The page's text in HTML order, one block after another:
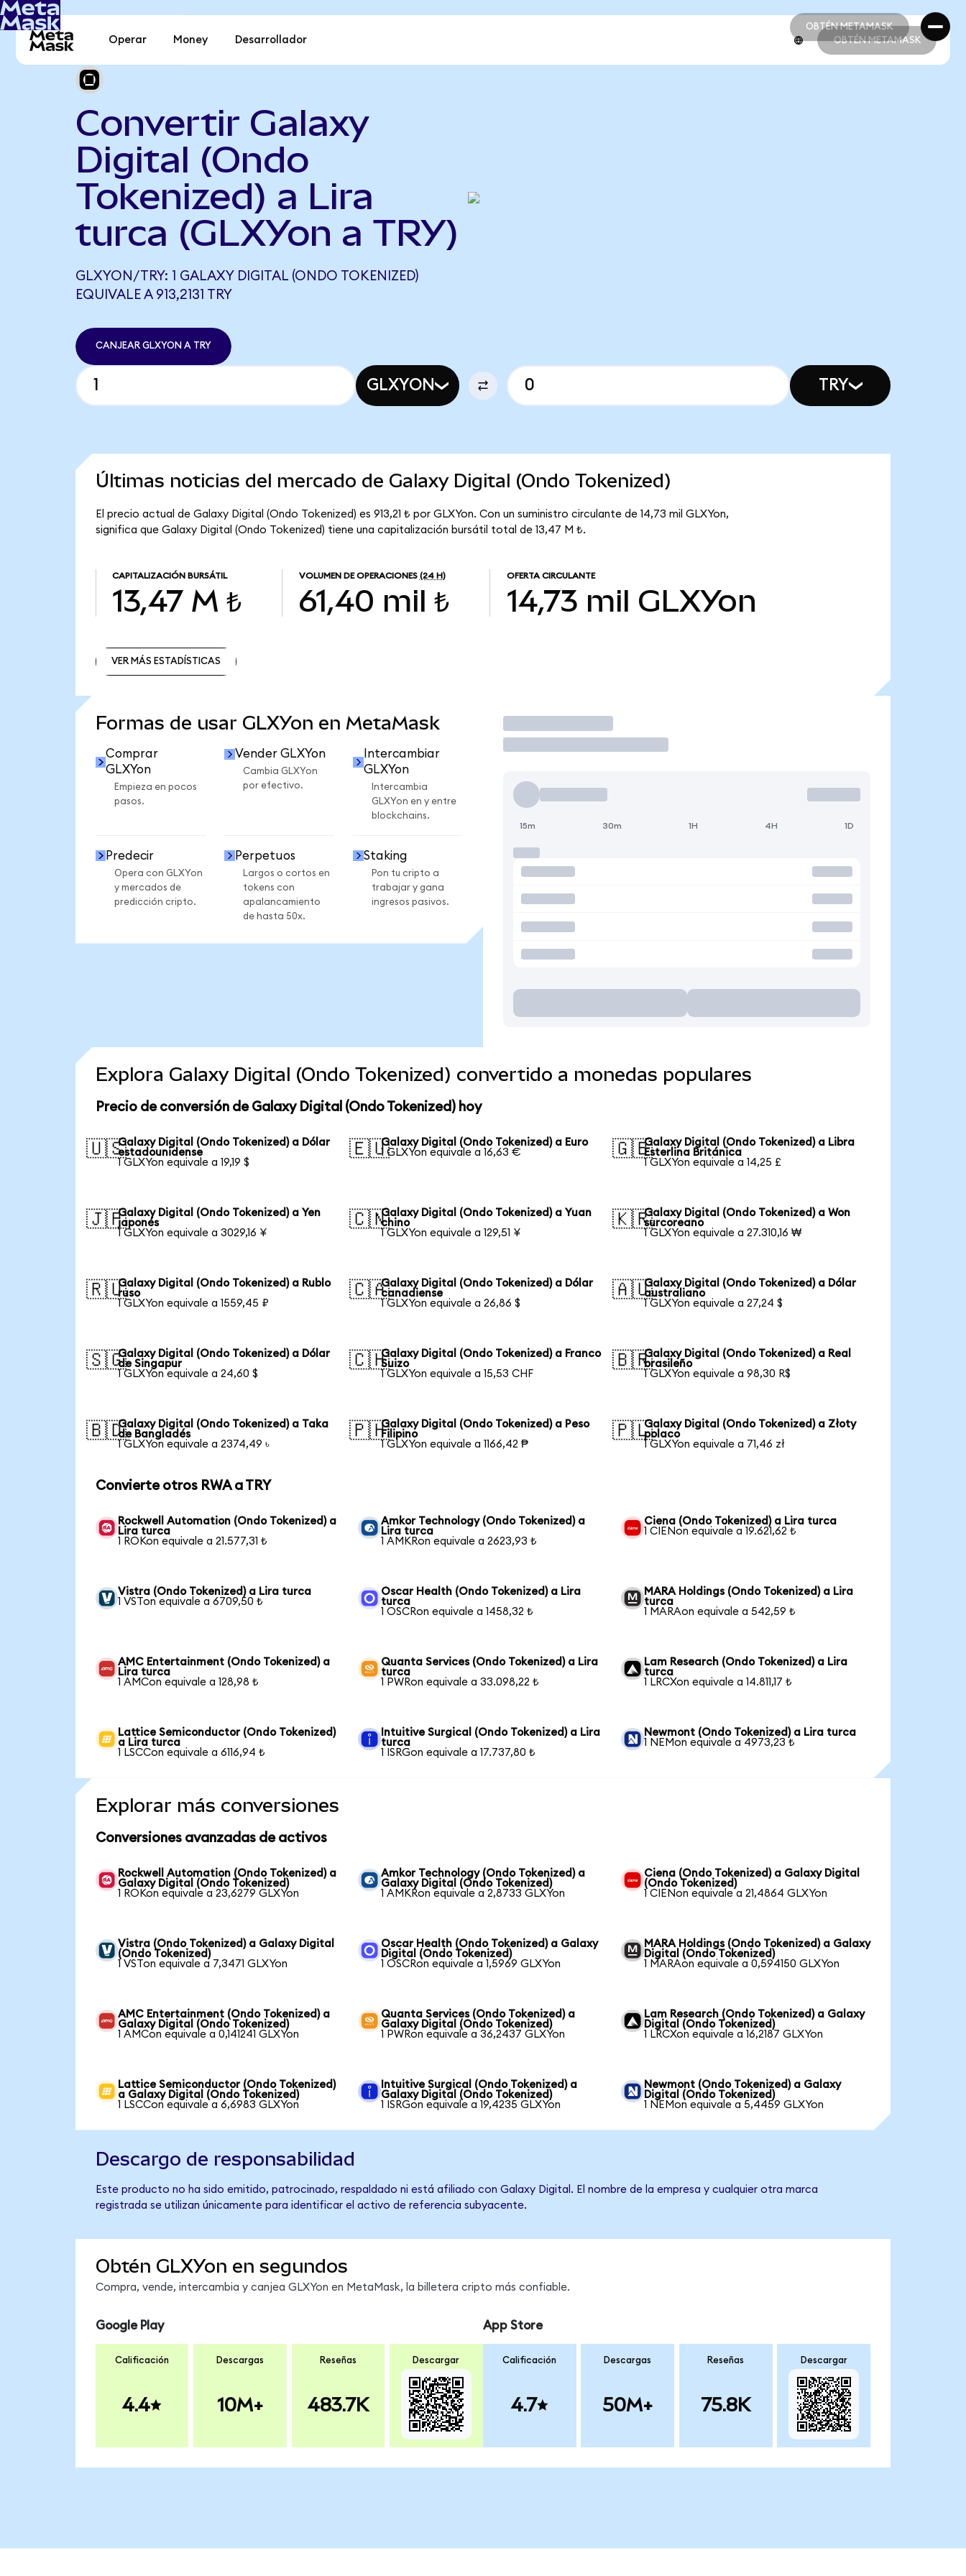
OBTÉN METAMASK
OBTÉN METAMASK
Operar Money Desarrollador OBTÉN METAMASK
Convertir Galaxy
Digital (Ondo
Tokenized) a Lira
turca (GLXYon a TRY)
GLXYON/TRY: 1 GALAXY DIGITAL (ONDO TOKENIZED)
EQUIVALE A 913,2131 TRY
CANJEAR GLXYON A TRY
GLXYON TRY
Últimas noticias del mercado de Galaxy Digital (Ondo Tokenized)
El precio actual de Galaxy Digital (Ondo Tokenized) es 913,21 ₺ por GLXYon. Con un suministro circulante de 14,73 mil GLXYon,
significa que Galaxy Digital (Ondo Tokenized) tiene una capitalización bursátil total de 13,47 M ₺.
CAPITALIZACIÓN BURSÁTIL
13,47 M ₺
VOLUMEN DE OPERACIONES (24 H)
61,40 mil ₺
OFERTA CIRCULANTE
14,73 mil GLXYon
VER MÁS ESTADÍSTICAS
Formas de usar GLXYon en MetaMask
Comprar
GLXYon
Empieza en pocos
pasos.
Vender GLXYon
Cambia GLXYon
por efectivo.
Intercambiar
GLXYon
Intercambia
GLXYon en y entre
blockchains.
Predecir
Opera con GLXYon
y mercados de
predicción cripto.
Perpetuos
Largos o cortos en
tokens con
apalancamiento
de hasta 50x.
Staking
Pon tu cripto a
trabajar y gana
ingresos pasivos.
Operar
15m 30m 1H 4H 1D
Explora Galaxy Digital (Ondo Tokenized) convertido a monedas populares
Precio de conversión de Galaxy Digital (Ondo Tokenized) hoy
🇺🇸Galaxy Digital (Ondo Tokenized) a Dólar
estadounidense
1 GLXYon equivale a 19,19 $
🇪🇺Galaxy Digital (Ondo Tokenized) a Euro
1 GLXYon equivale a 16,63 €
🇬🇧Galaxy Digital (Ondo Tokenized) a Libra
Esterlina Británica
1 GLXYon equivale a 14,25 £
🇯🇵Galaxy Digital (Ondo Tokenized) a Yen
japonés
1 GLXYon equivale a 3029,16 ¥
🇨🇳Galaxy Digital (Ondo Tokenized) a Yuan
chino
1 GLXYon equivale a 129,51 ¥
🇰🇷Galaxy Digital (Ondo Tokenized) a Won
surcoreano
1 GLXYon equivale a 27.310,16 ₩
🇷🇺Galaxy Digital (Ondo Tokenized) a Rublo
ruso
1 GLXYon equivale a 1559,45 ₽
🇨🇦Galaxy Digital (Ondo Tokenized) a Dólar
canadiense
1 GLXYon equivale a 26,86 $
🇦🇺Galaxy Digital (Ondo Tokenized) a Dólar
australiano
1 GLXYon equivale a 27,24 $
🇸🇬Galaxy Digital (Ondo Tokenized) a Dólar
de Singapur
1 GLXYon equivale a 24,60 $
🇨🇭Galaxy Digital (Ondo Tokenized) a Franco
Suizo
1 GLXYon equivale a 15,53 CHF
🇧🇷Galaxy Digital (Ondo Tokenized) a Real
brasileño
1 GLXYon equivale a 98,30 R$
🇧🇩Galaxy Digital (Ondo Tokenized) a Taka
de Bangladés
1 GLXYon equivale a 2374,49 ৳
🇵🇭Galaxy Digital (Ondo Tokenized) a Peso
Filipino
1 GLXYon equivale a 1166,42 ₱
🇵🇱Galaxy Digital (Ondo Tokenized) a Złoty
polaco
1 GLXYon equivale a 71,46 zł
Convierte otros RWA a TRY
Rockwell Automation (Ondo Tokenized) a
Lira turca
1 ROKon equivale a 21.577,31 ₺
Amkor Technology (Ondo Tokenized) a
Lira turca
1 AMKRon equivale a 2623,93 ₺
Ciena (Ondo Tokenized) a Lira turca
1 CIENon equivale a 19.621,62 ₺
Vistra (Ondo Tokenized) a Lira turca
1 VSTon equivale a 6709,50 ₺
Oscar Health (Ondo Tokenized) a Lira
turca
1 OSCRon equivale a 1458,32 ₺
MARA Holdings (Ondo Tokenized) a Lira
turca
1 MARAon equivale a 542,59 ₺
AMC Entertainment (Ondo Tokenized) a
Lira turca
1 AMCon equivale a 128,98 ₺
Quanta Services (Ondo Tokenized) a Lira
turca
1 PWRon equivale a 33.098,22 ₺
Lam Research (Ondo Tokenized) a Lira
turca
1 LRCXon equivale a 14.811,17 ₺
Lattice Semiconductor (Ondo Tokenized)
a Lira turca
1 LSCCon equivale a 6116,94 ₺
Intuitive Surgical (Ondo Tokenized) a Lira
turca
1 ISRGon equivale a 17.737,80 ₺
Newmont (Ondo Tokenized) a Lira turca
1 NEMon equivale a 4973,23 ₺
Explorar más conversiones
Conversiones avanzadas de activos
Rockwell Automation (Ondo Tokenized) a
Galaxy Digital (Ondo Tokenized)
1 ROKon equivale a 23,6279 GLXYon
Amkor Technology (Ondo Tokenized) a
Galaxy Digital (Ondo Tokenized)
1 AMKRon equivale a 2,8733 GLXYon
Ciena (Ondo Tokenized) a Galaxy Digital
(Ondo Tokenized)
1 CIENon equivale a 21,4864 GLXYon
Vistra (Ondo Tokenized) a Galaxy Digital
(Ondo Tokenized)
1 VSTon equivale a 7,3471 GLXYon
Oscar Health (Ondo Tokenized) a Galaxy
Digital (Ondo Tokenized)
1 OSCRon equivale a 1,5969 GLXYon
MARA Holdings (Ondo Tokenized) a Galaxy
Digital (Ondo Tokenized)
1 MARAon equivale a 0,594150 GLXYon
AMC Entertainment (Ondo Tokenized) a
Galaxy Digital (Ondo Tokenized)
1 AMCon equivale a 0,141241 GLXYon
Quanta Services (Ondo Tokenized) a
Galaxy Digital (Ondo Tokenized)
1 PWRon equivale a 36,2437 GLXYon
Lam Research (Ondo Tokenized) a Galaxy
Digital (Ondo Tokenized)
1 LRCXon equivale a 16,2187 GLXYon
Lattice Semiconductor (Ondo Tokenized)
a Galaxy Digital (Ondo Tokenized)
1 LSCCon equivale a 6,6983 GLXYon
Intuitive Surgical (Ondo Tokenized) a
Galaxy Digital (Ondo Tokenized)
1 ISRGon equivale a 19,4235 GLXYon
Newmont (Ondo Tokenized) a Galaxy
Digital (Ondo Tokenized)
1 NEMon equivale a 5,4459 GLXYon
Descargo de responsabilidad
Este producto no ha sido emitido, patrocinado, respaldado ni está afiliado con Galaxy Digital. El nombre de la empresa y cualquier otra marca
registrada se utilizan únicamente para identificar el activo de referencia subyacente.
Obtén GLXYon en segundos
Compra, vende, intercambia y canjea GLXYon en MetaMask, la billetera cripto más confiable.
Google Play
Calificación
4.4
Descargas
10M+
Reseñas
483.7K
Descargar
App Store
Calificación
4.7
Descargas
50M+
Reseñas
75.8K
Descargar